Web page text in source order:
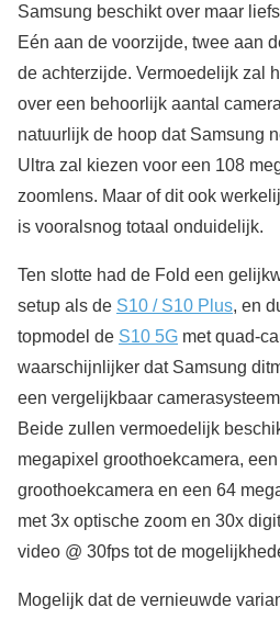
Samsung beschikt over maar
Eén aan de voorzijde, twee aan
de achterzijde. Vermoedelijk zal
over een behoorlijk aantal
natuurlijk de hoop dat Samsung
Ultra zal kiezen voor een 108
zoomlens. Maar of dit ook
is vooralsnog totaal onduidelijk.
Ten slotte had de Fold een
setup als de S10 / S10 Plus, en
topmodel de S10 5G met quad-
waarschijnlijker dat Samsung
een vergelijkbaar
Beide zullen vermoedelijk
megapixel groothoekcamera,
groothoekcamera en een 64
met 3x optische zoom en 30x
video @ 30fps tot de
Mogelijk dat de vernieuwde